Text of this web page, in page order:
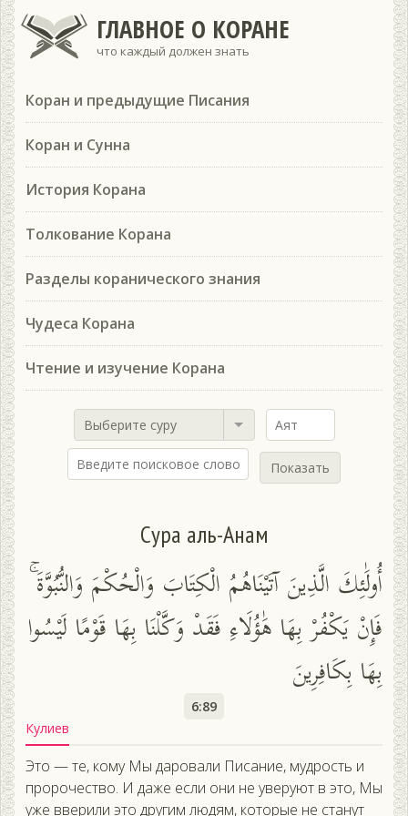
ГЛАВНОЕ О КОРАНЕ
что каждый должен знать
Коран и предыдущие Писания
Коран и Сунна
История Корана
Толкование Корана
Разделы коранического знания
Чудеса Корана
Чтение и изучение Корана
Выберите суру
Показать
Сура аль-Анам
أُولَٰئِكَ الَّذِينَ آتَيْنَاهُمُ الْكِتَابَ وَالْحُكْمَ وَالنُّبُوَّةَ ۚ
فَإِنْ يَكْفُرْ بِهَا هَٰؤُلَاءِ فَقَدْ وَكَّلْنَا بِهَا قَوْمًا لَيْسُوا
بِهَا بِكَافِرِينَ
6:89
Кулиев
Это — те, кому Мы даровали Писание, мудрость и
пророчество. И даже если они не уверуют в это, Мы
уже вверили это другим людям, которые не станут